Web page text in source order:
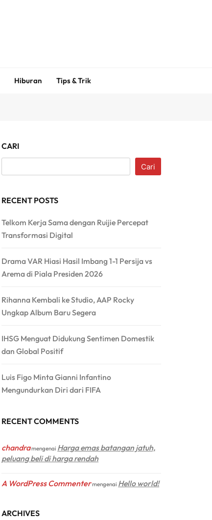
Hiburan Tips & Trik
CARI
Cari
RECENT POSTS
Telkom Kerja Sama dengan Ruijie Percepat
Transformasi Digital
Drama VAR Hiasi Hasil Imbang 1-1 Persija vs
Arema di Piala Presiden 2026
Rihanna Kembali ke Studio, AAP Rocky
Ungkap Album Baru Segera
IHSG Menguat Didukung Sentimen Domestik
dan Global Positif
Luis Figo Minta Gianni Infantino
Mengundurkan Diri dari FIFA
RECENT COMMENTS
chandramengenai Harga emas batangan jatuh,
peluang beli di harga rendah
A WordPress Commentermengenai Hello world!
ARCHIVES